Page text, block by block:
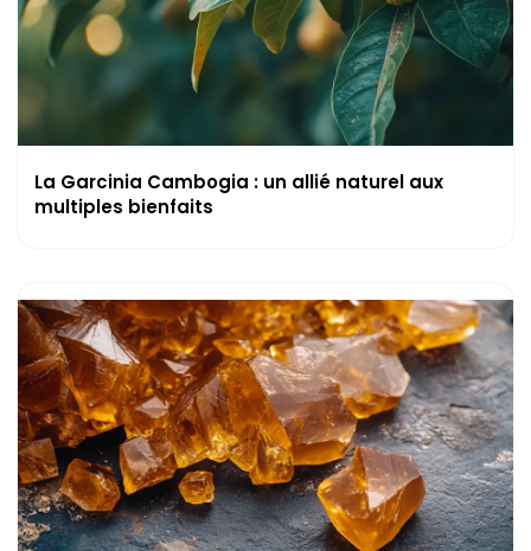
La Garcinia Cambogia : un allié naturel aux
multiples bienfaits